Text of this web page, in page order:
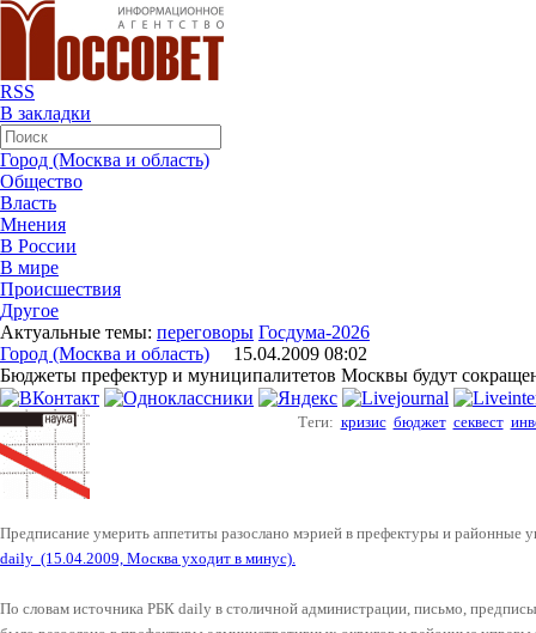
RSS
В закладки
Город (Москва и область)
Общество
Власть
Мнения
В России
В мире
Происшествия
Другое
Актуальные темы: переговоры Госдума-2026
Город (Москва и область) 15.04.2009 08:02
Бюджеты префектур и муниципалитетов Москвы будут
Теги: кризис бюджет секвест
Предписание умерить аппетиты разослано мэрией в префектуры и районные
daily (15.04.2009, Москва уходит в минус).
По словам источника РБК daily в столичной администрации, письмо,